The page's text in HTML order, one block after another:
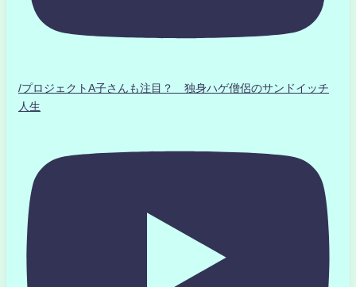
/プロジェクトA子さんも注目？ 独身ハゲ僧侶のサンドイッチ
人生